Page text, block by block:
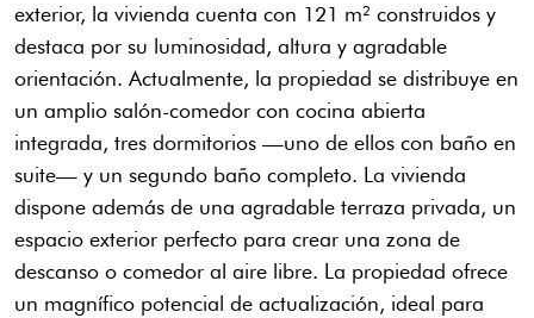
exterior, la vivienda cuenta con 121 m² construidos y
destaca por su luminosidad, altura y agradable
orientación. Actualmente, la propiedad se distribuye en
un amplio salón-comedor con cocina abierta
integrada, tres dormitorios —uno de ellos con baño en
suite— y un segundo baño completo. La vivienda
dispone además de una agradable terraza privada, un
espacio exterior perfecto para crear una zona de
descanso o comedor al aire libre. La propiedad ofrece
un magnífico potencial de actualización, ideal para